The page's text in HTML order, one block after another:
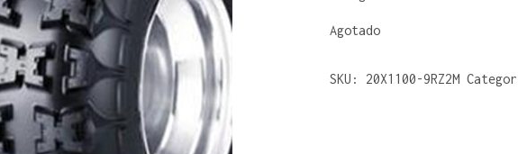
Agotado
SKU: 20X1100-9RZ2M